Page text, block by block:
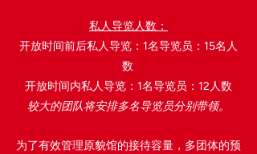
私人导览人数：
开放时间前后私人导览：1名导览员：15名人
数
开放时间内私人导览：1名导览员：12人数
较大的团队将安排多名导览员分别带领。
为了有效管理原貌馆的接待容量，多团体的预